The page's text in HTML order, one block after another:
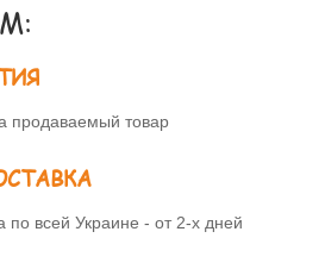
продаваемый товар
по всей Украине - от 2-х дней